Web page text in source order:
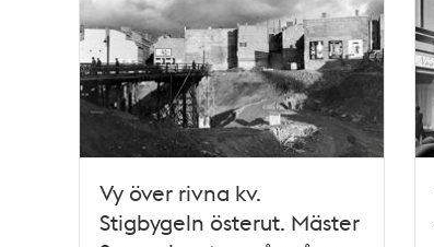
Vy över rivna kv.
Stigbygeln österut. Mäster